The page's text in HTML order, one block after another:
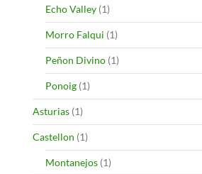
Echo Valley (1)
Morro Falqui (1)
Peñon Divino (1)
Ponoig (1)
Asturias (1)
Castellon (1)
Montanejos (1)